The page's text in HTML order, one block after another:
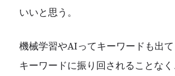
いいと思う。
機械学習やAIってキーワードも出て
キーワードに振り回されることな